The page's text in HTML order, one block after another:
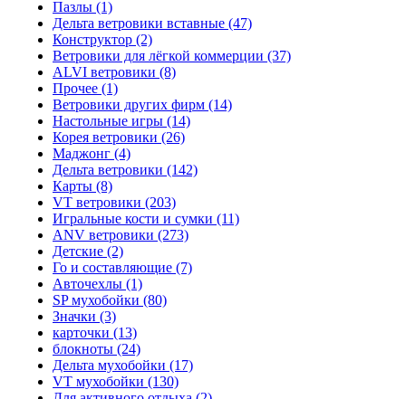
Пазлы (1)
Дельта ветровики вставные (47)
Конструктор (2)
Ветровики для лёгкой коммерции (37)
ALVI ветровики (8)
Прочее (1)
Ветровики других фирм (14)
Настольные игры (14)
Корея ветровики (26)
Маджонг (4)
Дельта ветровики (142)
Карты (8)
VT ветровики (203)
Игральные кости и сумки (11)
ANV ветровики (273)
Детские (2)
Го и составляющие (7)
Авточехлы (1)
SP мухобойки (80)
Значки (3)
карточки (13)
блокноты (24)
Дельта мухобойки (17)
VT мухобойки (130)